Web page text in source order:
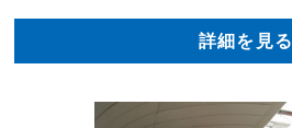
詳細を見る